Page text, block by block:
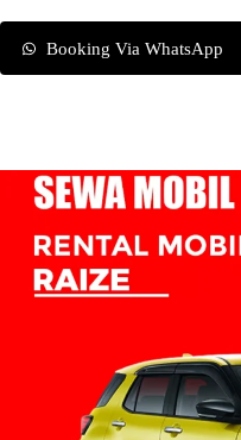
Booking Via WhatsApp